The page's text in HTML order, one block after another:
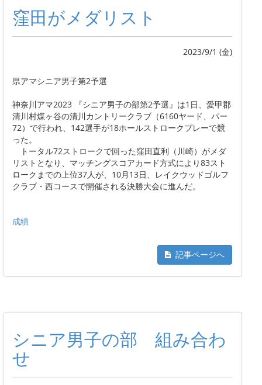
窪田がメダリスト
2023/9/1 (金)
県アマシニア男子第2予選
神奈川アマ2023 『シニア男子の部第2予選』は1日、愛甲郡
清川村煤ヶ谷の清川カントリークラブ（6160ヤード、パー
72）で行われ、142選手が18ホールストロークプレーで競
った。
トータル72ストロークで回った窪田直利（川崎）がメダ
リストとなり、マッチングスコアカード方式により83スト
ロークまでの上位37人が、10月13日、レイクウッドゴルフ
クラブ・西コースで開催される決勝大会に進んだ。
成績
記事ページへ
シニア男子の部 組み合わ
せ